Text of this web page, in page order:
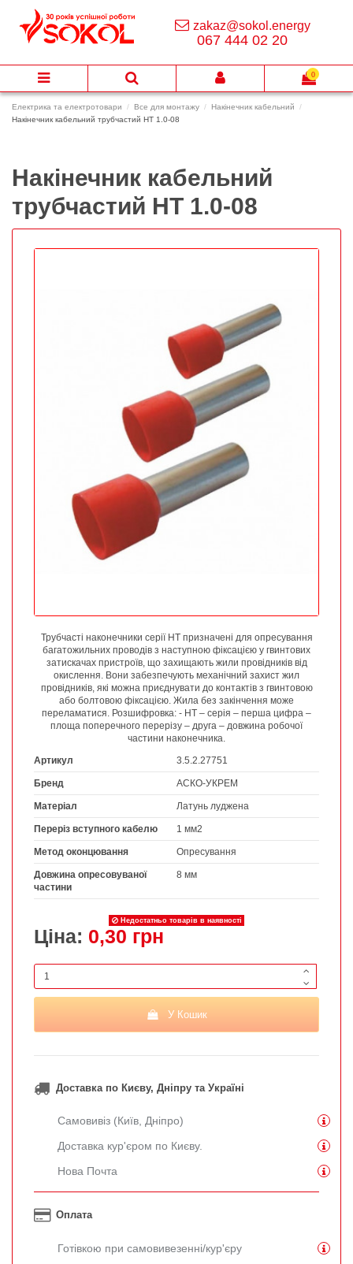
Електрика та електротовари Все для монтажу
Накінечник кабельний
Накінечник кабельний трубчастий НТ 1.0-08
Накінечник кабельний
трубчастий НТ 1.0-08
Трубчасті наконечники серії НТ призначені для опресування
багатожильних проводів з наступною фіксацією у гвинтових
затискачах пристроїв, що захищають жили провідників від
окислення. Вони забезпечують механічний захист жил
провідників, які можна приєднувати до контактів з гвинтовою
або болтовою фіксацією. Жила без закінчення може
переламатися. Розшифровка: - НТ – серія – перша цифра –
площа поперечного перерізу – друга – довжина робочої
частини наконечника.
Артикул
3.5.2.27751
Бренд АСКО-УКРЕМ
Матеріал Латунь луджена
Переріз вступного кабелю 1 мм2
Метод оконцювання Опресування
Довжина опресовуваної
частини
8 мм
Недостатньо товарів в наявності
Ціна: 0,30 грн
У Кошик
Доставка по Києву, Дніпру та Україні
Самовивіз (Київ, Дніпро)
Доставка кур'єром по Києву.
Нова Почта
Оплата
Готівкою при самовивезенні/кур'єру
zakaz@sokol.energy
067 444 02 20
0